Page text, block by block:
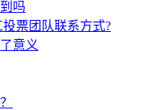
吗
票团队联系方式?
意义